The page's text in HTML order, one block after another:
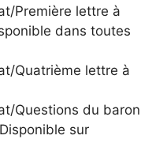
Première lettre à
dans toutes
Quatrième lettre à
Questions du baron
sur